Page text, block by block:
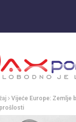
Vijeće Europe: Zemlje